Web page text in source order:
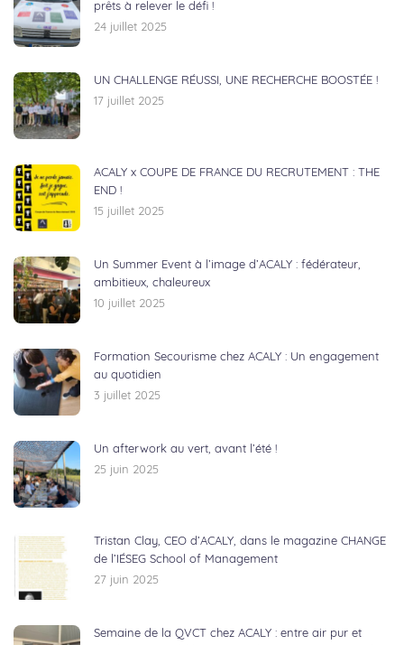
prêts à relever le défi !
24 juillet 2025
UN CHALLENGE RÉUSSI, UNE RECHERCHE BOOSTÉE !
17 juillet 2025
ACALY x COUPE DE FRANCE DU RECRUTEMENT : THE
END !
15 juillet 2025
Un Summer Event à l’image d’ACALY : fédérateur,
ambitieux, chaleureux
10 juillet 2025
Formation Secourisme chez ACALY : Un engagement
au quotidien
3 juillet 2025
Un afterwork au vert, avant l’été !
25 juin 2025
Tristan Clay, CEO d’ACALY, dans le magazine CHANGE
de l’IÉSEG School of Management
27 juin 2025
Semaine de la QVCT chez ACALY : entre air pur et